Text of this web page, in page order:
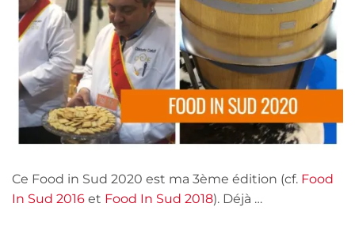
Ce Food in Sud 2020 est ma 3ème édition (cf. Food
In Sud 2016 et Food In Sud 2018). Déjà …